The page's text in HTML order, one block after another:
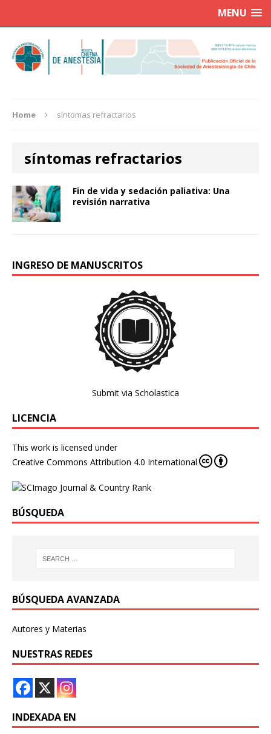
MENU
Home síntomas refractarios
síntomas refractarios
Fin de vida y sedación paliativa: Una
revisión narrativa
INGRESO DE MANUSCRITOS
Submit via Scholastica
LICENCIA
This work is licensed under
Creative Commons Attribution 4.0 International
BÚSQUEDA
BÚSQUEDA AVANZADA
Autores y Materias
NUESTRAS REDES
INDEXADA EN